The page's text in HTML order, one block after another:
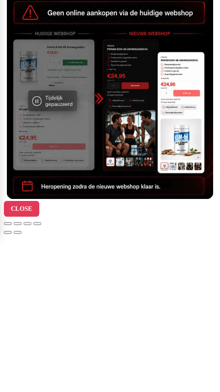
CLOSE